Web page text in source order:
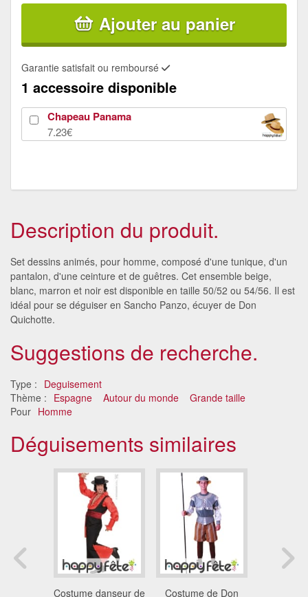
Ajouter au panier
Garantie satisfait ou remboursé
1 accessoire disponible
Chapeau Panama
7.23€
Description du produit.
Set dessins animés, pour homme, composé d'une tunique, d'un
pantalon, d'une ceinture et de guêtres. Cet ensemble beige,
blanc, marron et noir est disponible en taille 50/52 ou 54/56. Il est
idéal pour se déguiser en Sancho Panzo, écuyer de Don
Quichotte.
Suggestions de recherche.
Type : Deguisement
Thème : Espagne Autour du monde
Grande taille
Pour Homme
Déguisements similaires
Costume danseur de Costume de Don